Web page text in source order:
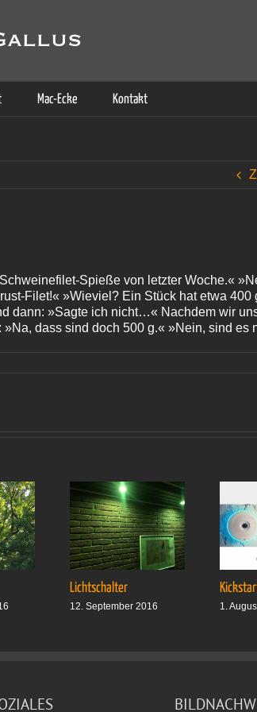
Mac-Ecke Kontakt
Spieße von letzter Woche.«
Filet!« »Wieviel? Ein Stück hat etwa 400
dann: »Sagte ich nicht…« Nachdem wir
dass sind doch 500 g.« »Nein, sind es
Lichtschalter
12. September 2016 1.
erklären Sie sich damit einverstanden,